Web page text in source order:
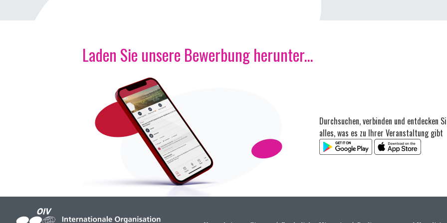
Laden Sie unsere Bewerbung herunter...
Durchsuchen, verbinden und entdecken
alles, was es zu Ihrer Veranstaltung gibt